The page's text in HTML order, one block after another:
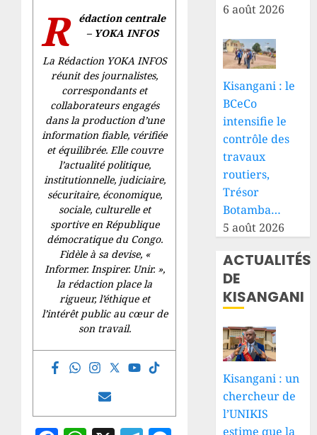
R
édaction centrale
– YOKA INFOS
La Rédaction YOKA INFOS
réunit des journalistes,
correspondants et
collaborateurs engagés
dans la production d’une
information fiable, vérifiée
et équilibrée. Elle couvre
l’actualité politique,
institutionnelle, judiciaire,
sécuritaire, économique,
sociale, culturelle et
sportive en République
démocratique du Congo.
Fidèle à sa devise, «
Informer. Inspirer. Unir.»,
la rédaction place la
rigueur, l’éthique et
l’intérêt public au cœur de
son travail.
6 août 2026
Kisangani : le
BCeCo
intensifie le
contrôle des
travaux
routiers,
Trésor
Botamba…
5 août 2026
ACTUALITÉS
DE
KISANGANI
Kisangani : un
chercheur de
l’UNIKIS
estime que la